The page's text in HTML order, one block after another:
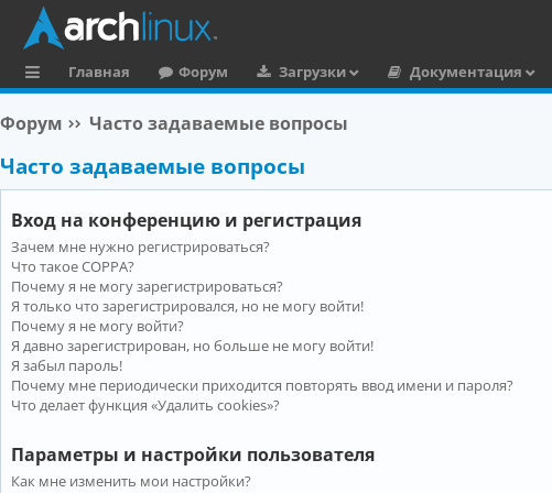
ы
л
Главная Форум Загрузки
Документация
Форум Часто задаваемые вопросы
Часто задаваемые вопросы
Вход на конференцию и регистрация
Зачем мне нужно регистрироваться?
Что такое COPPA?
Почему я не могу зарегистрироваться?
Я только что зарегистрировался, но не могу войти!
Почему я не могу войти?
Я давно зарегистрирован, но больше не могу войти!
Я забыл пароль!
Почему мне периодически приходится повторять ввод имени и пароля?
Что делает функция «Удалить cookies»?
Параметры и настройки пользователя
Как мне изменить мои настройки?